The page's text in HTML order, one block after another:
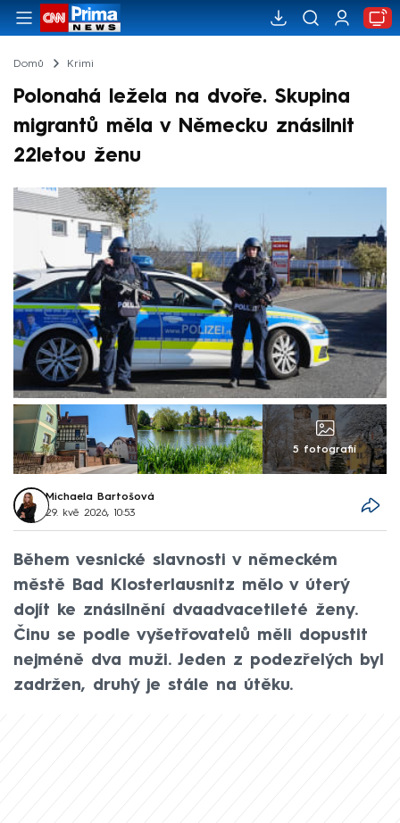
Domů Krimi
Polonahá ležela na dvoře. Skupina
migrantů měla v Německu znásilnit
22letou ženu
5 fotografií
Michaela Bartošová
29. kvě 2026, 10:53
Během vesnické slavnosti v německém
městě Bad Klosterlausnitz mělo v úterý
dojít ke znásilnění dvaadvacetileté ženy.
Činu se podle vyšetřovatelů měli dopustit
nejméně dva muži. Jeden z podezřelých byl
zadržen, druhý je stále na útěku.